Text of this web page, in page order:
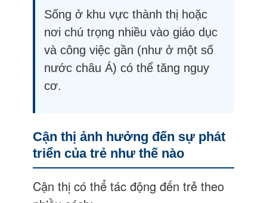
Sống ở khu vực thành thị hoặc
nơi chú trọng nhiều vào giáo dục
và công việc gần (như ở một số
nước châu Á) có thể tăng nguy
cơ.
Cận thị ảnh hưởng đến sự phát
triển của trẻ như thế nào
Cận thị có thể tác động đến trẻ theo